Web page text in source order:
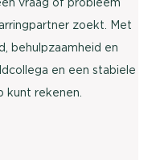
zoekt. Met
behulpzaamheid en
en een stabiele
kunt rekenen.